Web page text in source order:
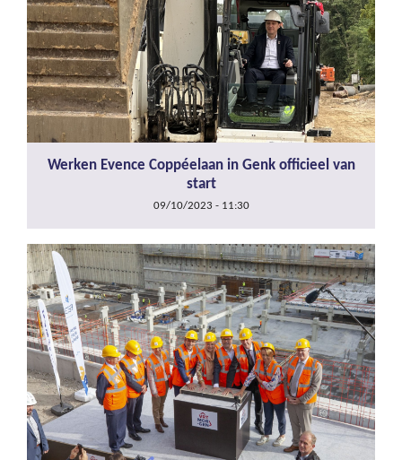
Werken Evence Coppéelaan in Genk officieel van
start
09/10/2023 - 11:30